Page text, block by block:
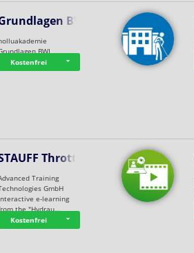
BWL
BWL
Kostenfrei
Throttle…
Training
GmbH
e-learning
the "Hydrau…
Kostenfrei